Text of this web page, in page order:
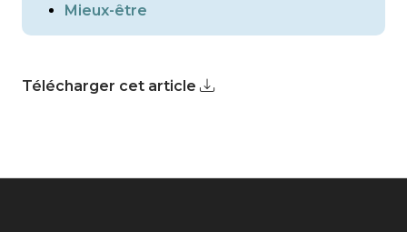
Mieux-être
Télécharger cet article